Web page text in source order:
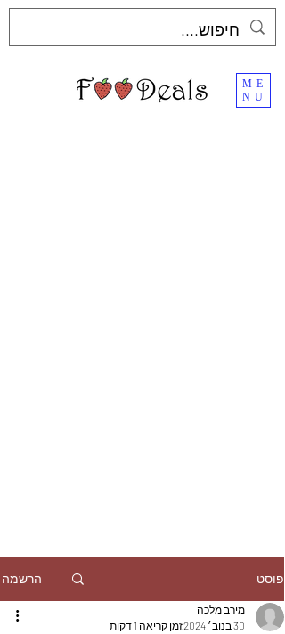
ME
NU
פוסט הרשמה
מירב מלכה
30 בנוב׳ 2024
זמן קריאה 1 דקות